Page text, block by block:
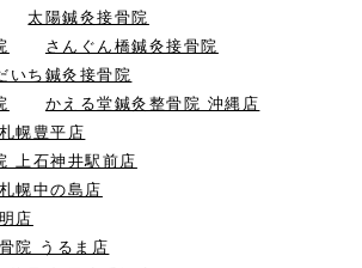
太陽鍼灸接骨院
さんぐん橋鍼灸接骨院
いち鍼灸接骨院
かえる堂鍼灸整骨院 沖縄店
幌豊平店
上石神井駅前店
幌中の島店
店
院 うるま店